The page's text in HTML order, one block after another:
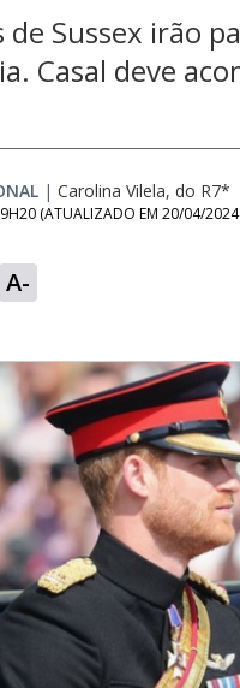
de Sussex irão
Casal deve
| Carolina Vilela, do R7*
(ATUALIZADO EM 20/04/
A-